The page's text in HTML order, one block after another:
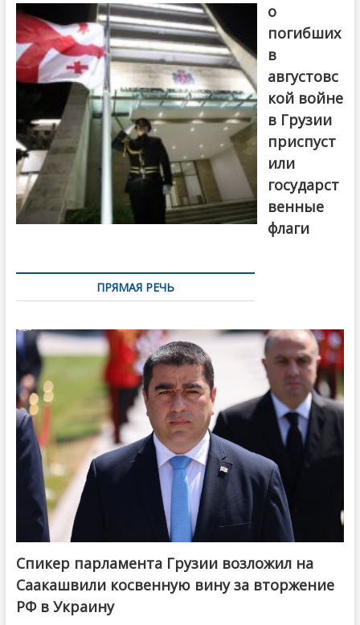
о
погибших
в
августовс
кой войне
в Грузии
приспуст
или
государст
венные
флаги
ПРЯМАЯ РЕЧЬ
Спикер парламента Грузии возложил на
Саакашвили косвенную вину за вторжение
РФ в Украину